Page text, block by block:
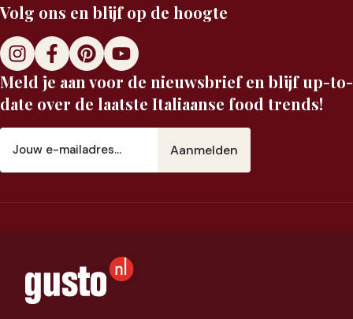
Volg ons en blijf op de hoogte
Meld je aan voor de nieuwsbrief en blijf up-to-
date over de laatste Italiaanse food trends!
mailadres